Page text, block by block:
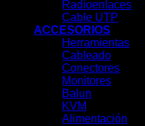
Radioenlaces
Cable UTP
ACCESORIOS
Herramientas
Cableado
Conectores
Monitores
Balun
KVM
Alimentación